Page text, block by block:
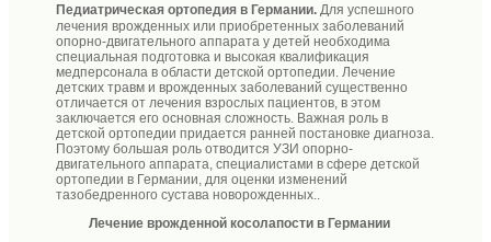
Педиатрическая ортопедия в Германии. Для успешного
лечения врожденных или приобретенных заболеваний
опорно-двигательного аппарата у детей необходима
специальная подготовка и высокая квалификация
медперсонала в области детской ортопедии. Лечение
детских травм и врожденных заболеваний существенно
отличается от лечения взрослых пациентов, в этом
заключается его основная сложность. Важная роль в
детской ортопедии придается ранней постановке диагноза.
Поэтому большая роль отводится УЗИ опорно-
двигательного аппарата, специалистами в сфере детской
ортопедии в Германии, для оценки изменений
тазобедренного сустава новорожденных..
Лечение врожденной косолапости в Германии